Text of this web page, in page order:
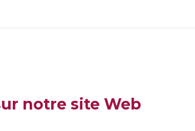
– utilisé pour envoyer des requêtes
SOAP.notre site Web